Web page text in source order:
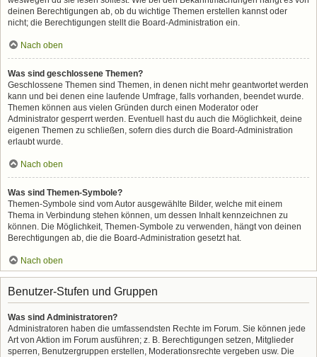
deinen Berechtigungen ab, ob du wichtige Themen erstellen kannst oder
nicht; die Berechtigungen stellt die Board-Administration ein.
Nach oben
Was sind geschlossene Themen?
Geschlossene Themen sind Themen, in denen nicht mehr geantwortet werden
kann und bei denen eine laufende Umfrage, falls vorhanden, beendet wurde.
Themen können aus vielen Gründen durch einen Moderator oder
Administrator gesperrt werden. Eventuell hast du auch die Möglichkeit, deine
eigenen Themen zu schließen, sofern dies durch die Board-Administration
erlaubt wurde.
Nach oben
Was sind Themen-Symbole?
Themen-Symbole sind vom Autor ausgewählte Bilder, welche mit einem
Thema in Verbindung stehen können, um dessen Inhalt kennzeichnen zu
können. Die Möglichkeit, Themen-Symbole zu verwenden, hängt von deinen
Berechtigungen ab, die die Board-Administration gesetzt hat.
Nach oben
Benutzer-Stufen und Gruppen
Was sind Administratoren?
Administratoren haben die umfassendsten Rechte im Forum. Sie können jede
Art von Aktion im Forum ausführen; z. B. Berechtigungen setzen, Mitglieder
sperren, Benutzergruppen erstellen, Moderationsrechte vergeben usw. Die